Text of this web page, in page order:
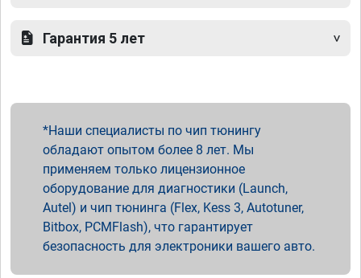
Гарантия 5 лет
Наши специалисты по чип тюнингу
обладают опытом более 8 лет. Мы
применяем только лицензионное
оборудование для диагностики (Launch,
Autel) и чип тюнинга (Flex, Kess 3, Autotuner,
Bitbox, PCMFlash), что гарантирует
безопасность для электроники вашего авто.